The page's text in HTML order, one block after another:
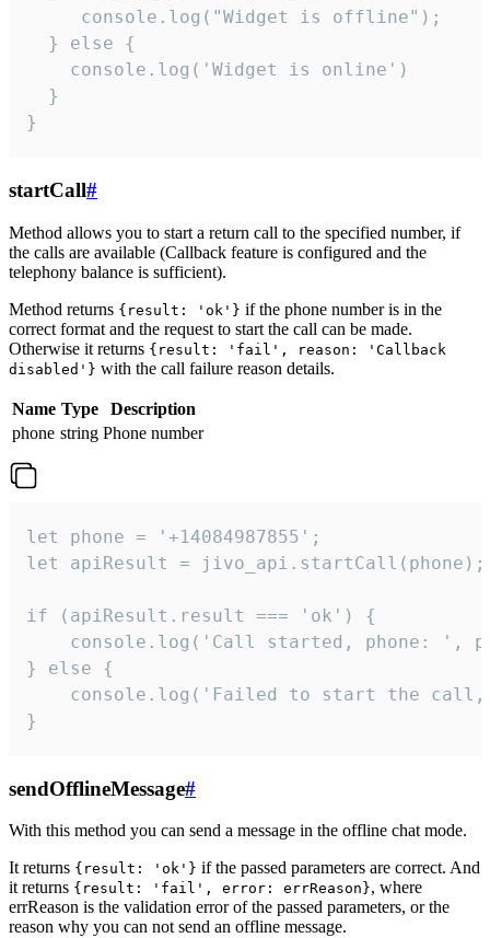
     console.log("Widget is offline");
  } else {
    console.log('Widget is online')
  }
}
startCall#
Method allows you to start a return call to the specified number, if
the calls are available (Callback feature is configured and the
telephony balance is sufficient).
Method returns {result: 'ok'} if the phone number is in the
correct format and the request to start the call can be made.
Otherwise it returns {result: 'fail', reason: 'Callback
disabled'} with the call failure reason details.
Name Type
Description
phone string Phone number
let phone = '+14084987855';
let apiResult = jivo_api.startCall(phone);
if (apiResult.result === 'ok') {
console.log('Call started, phone: ',
} else {
console.log('Failed to start the
}
sendOfflineMessage#
With this method you can send a message in the offline chat mode.
It returns {result: 'ok'} if the passed parameters are correct. And
it returns {result: 'fail', error: errReason}, where
errReason is the validation error of the passed parameters, or the
reason why you can not send an offline message.